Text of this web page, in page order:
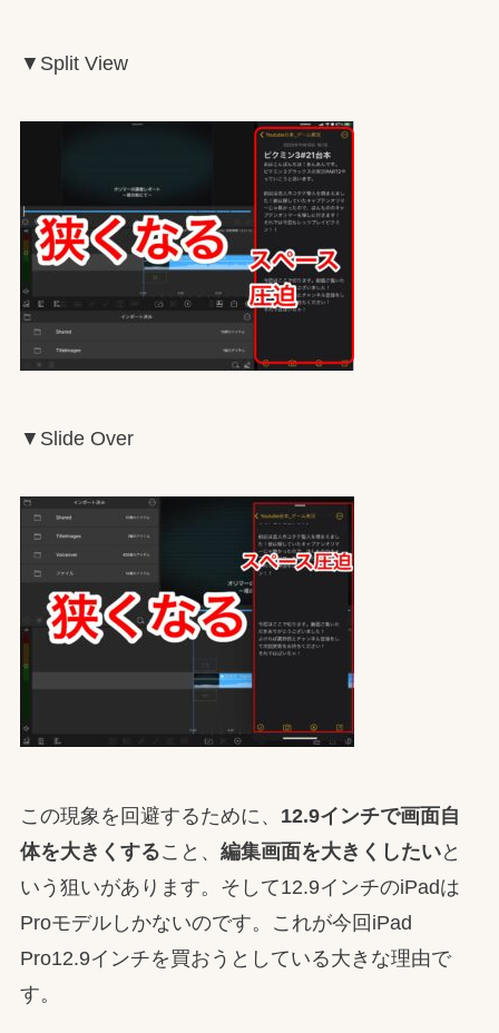
▼Split View
▼Slide Over
この現象を回避するために、 12.9インチで画面自
体を大きくすること、 編集画面を大きくしたいと
いう狙いがあります。そして12.9インチのiPadは
Proモデルしかないのです。これが今回iPad
Pro12.9インチを買おうとしている大きな理由で
す。